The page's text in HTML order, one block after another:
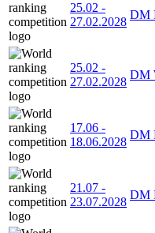
25.02 -
27.02.2028
DM
25.02 -
27.02.2028
DM
17.06 -
18.06.2028
DM
21.07 -
23.07.2028
DM